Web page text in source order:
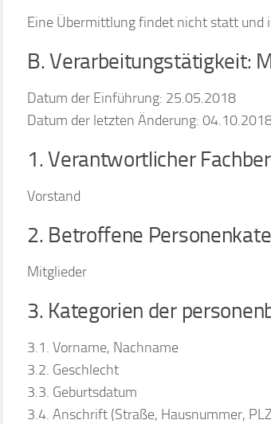
Eine Übermittlung findet nicht statt und
B. Verarbeitungstätigkeit:
Datum der Einführung: 25.05.2018
Datum der letzten Änderung:
1. Verantwortlicher
Vorstand
2. Betroffene
Mitglieder
3. Kategorien der
3.1. Vorname, Nachname
3.2. Geschlecht
3.3. Geburtsdatum
3.4. Anschrift (Straße, Hausnummer,